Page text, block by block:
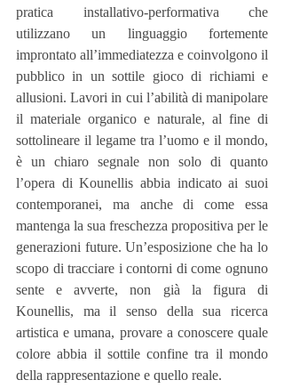
pratica installativo-performativa che
utilizzano un linguaggio fortemente
improntato all’immediatezza e coinvolgono il
pubblico in un sottile gioco di richiami e
allusioni. Lavori in cui l’abilità di manipolare
il materiale organico e naturale, al fine di
sottolineare il legame tra l’uomo e il mondo,
è un chiaro segnale non solo di quanto
l’opera di Kounellis abbia indicato ai suoi
contemporanei, ma anche di come essa
mantenga la sua freschezza propositiva per le
generazioni future. Un’esposizione che ha lo
scopo di tracciare i contorni di come ognuno
sente e avverte, non già la figura di
Kounellis, ma il senso della sua ricerca
artistica e umana, provare a conoscere quale
colore abbia il sottile confine tra il mondo
della rappresentazione e quello reale.